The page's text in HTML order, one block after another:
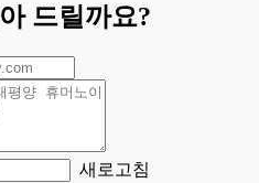
드릴까요?
새로고침